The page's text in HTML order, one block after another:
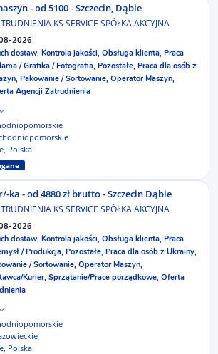
- od 5100 - Szczecin, Dąbie
KS SERVICE SPÓŁKA AKCYJNA
2026
dostaw, Kontrola jakości, Obsługa klienta, Praca
/ Grafika / Fotografia, Pozostałe, Praca dla osób z
Pakowanie / Sortowanie, Operator Maszyn,
Agencji Zatrudnienia
Polska
ka - od 4880 zł brutto - Szczecin Dąbie
KS SERVICE SPÓŁKA AKCYJNA
2026
dostaw, Kontrola jakości, Obsługa klienta, Praca
/ Produkcja, Pozostałe, Praca dla osób z Ukrainy,
/ Sortowanie, Operator Maszyn,
Kurier, Sprzątanie/Prace porządkowe, Oferta
Polska